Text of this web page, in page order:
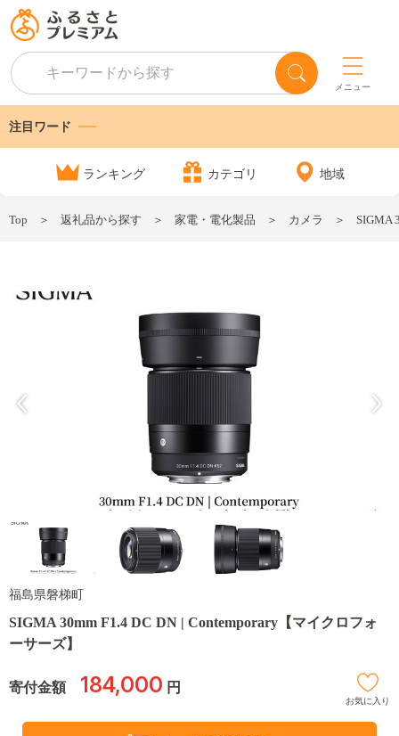
メニュー
注目ワード
ランキング カテゴリ 地域
Top 返礼品から探す 家電・電化製品 カメラ SIGMA
福島県磐梯町
SIGMA 30mm F1.4 DC DN | Contemporary【マイクロフォ
ーサーズ】
寄付金額 184,000 円
お気に入り